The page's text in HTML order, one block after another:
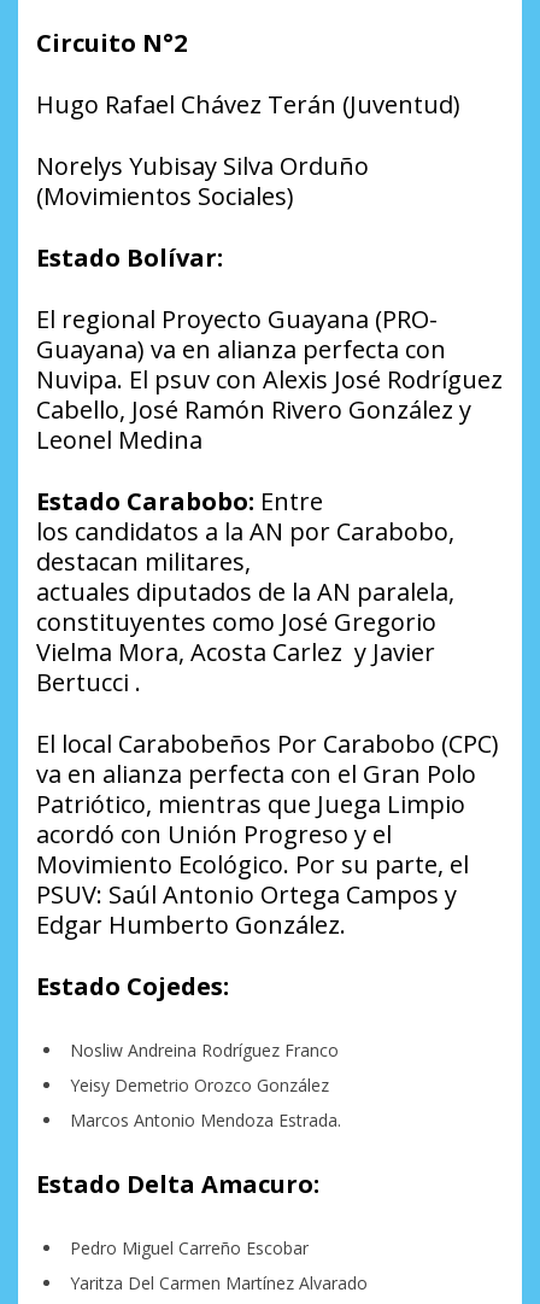
Circuito N°2
Hugo Rafael Chávez Terán (Juventud)
Norelys Yubisay Silva Orduño
(Movimientos Sociales)
Estado Bolívar:
El regional Proyecto Guayana (PRO-
Guayana) va en alianza perfecta con
Nuvipa. El psuv con Alexis José Rodríguez
Cabello, José Ramón Rivero González y
Leonel Medina
Estado Carabobo: Entre
los candidatos a la AN por Carabobo,
destacan militares,
actuales diputados de la AN paralela,
constituyentes como José Gregorio
Vielma Mora, Acosta Carlez y Javier
Bertucci .
El local Carabobeños Por Carabobo (CPC)
va en alianza perfecta con el Gran Polo
Patriótico, mientras que Juega Limpio
acordó con Unión Progreso y el
Movimiento Ecológico. Por su parte, el
PSUV: Saúl Antonio Ortega Campos y
Edgar Humberto González.
Estado Cojedes:
Nosliw Andreina Rodríguez Franco
Yeisy Demetrio Orozco González
Marcos Antonio Mendoza Estrada.
Estado Delta Amacuro:
Pedro Miguel Carreño Escobar
Yaritza Del Carmen Martínez Alvarado